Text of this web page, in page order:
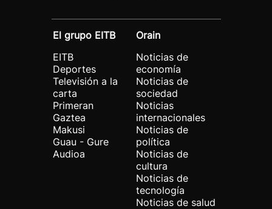
El grupo EITB
EITB
Deportes
Televisión a la
carta
Primeran
Gaztea
Makusi
Guau - Gure
Audioa
Orain
Noticias de
economía
Noticias de
sociedad
Noticias
internacionales
Noticias de
política
Noticias de
cultura
Noticias de
tecnología
Noticias de salud